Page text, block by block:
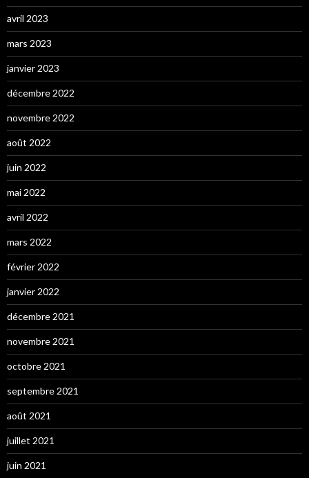
avril 2023
mars 2023
janvier 2023
décembre 2022
novembre 2022
août 2022
juin 2022
mai 2022
avril 2022
mars 2022
février 2022
janvier 2022
décembre 2021
novembre 2021
octobre 2021
septembre 2021
août 2021
juillet 2021
juin 2021